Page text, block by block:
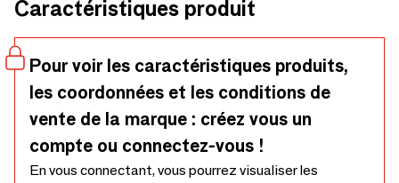
Caractéristiques produit
Pour voir les caractéristiques produits,
les coordonnées et les conditions de
vente de la marque : créez vous un
compte ou connectez-vous !
En vous connectant, vous pourrez visualiser les